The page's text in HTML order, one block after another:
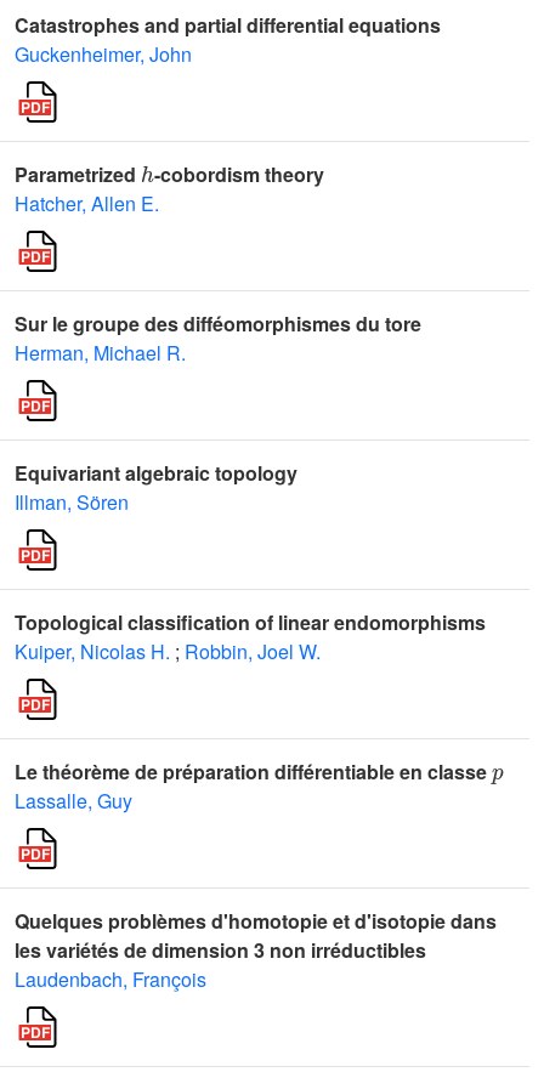
Catastrophes and partial differential equations
Guckenheimer, John
Parametrized
-cobordism theory
Hatcher, Allen E.
Sur le groupe des difféomorphismes du tore
Herman, Michael R.
Equivariant algebraic topology
Illman, Sören
Topological classification of linear endomorphisms
Kuiper, Nicolas H. ; Robbin, Joel W.
Le théorème de préparation différentiable en classe
Lassalle, Guy
Quelques problèmes d'homotopie et d'isotopie dans
les variétés de dimension 3 non irréductibles
Laudenbach, François